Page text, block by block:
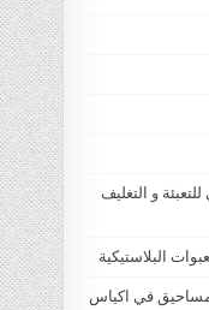
و التغليف
البلاستيكية
مساحيق في اكياس